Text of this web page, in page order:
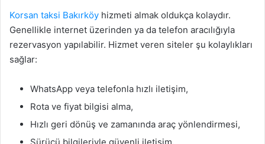
Korsan taksi Bakırköy hizmeti almak oldukça kolaydır.
Genellikle internet üzerinden ya da telefon aracılığıyla
rezervasyon yapılabilir. Hizmet veren siteler şu kolaylıkları
sağlar:
WhatsApp veya telefonla hızlı iletişim,
Rota ve fiyat bilgisi alma,
Hızlı geri dönüş ve zamanında araç yönlendirmesi,